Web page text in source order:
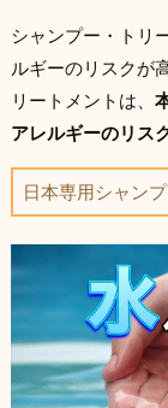
シャンプー・トリ
ルギーのリスクが
リートメントは、
アレルギーのリス
日本専用シャン